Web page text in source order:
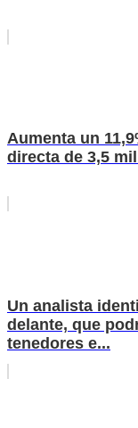
Aumenta un
directa de 3,5
Un analista
delante, que
tenedores e...